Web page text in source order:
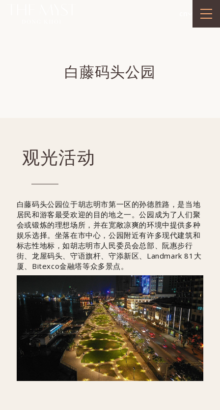
白藤码头公园
观光活动
白藤码头公园位于胡志明市第一区的孙德胜路，是当地
居民和游客最受欢迎的目的地之一。公园成为了人们聚
会或锻炼的理想场所，并在宽敞凉爽的环境中提供多种
娱乐选择。坐落在市中心，公园附近有许多现代建筑和
标志性地标，如胡志明市人民委员会总部、阮惠步行
街、龙屋码头、守语旗杆、守添新区、Landmark 81大
厦、Bitexco金融塔等众多景点。